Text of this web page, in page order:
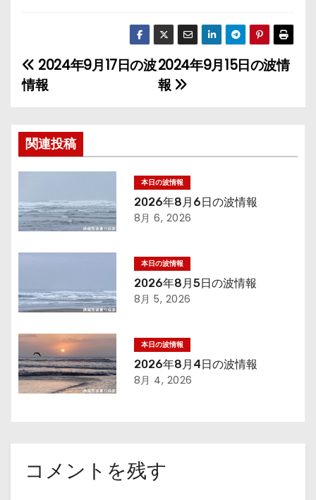
投
稿
ナ
ビ
ー
シ
ン
2024年9月15日の波情
報
2024年9月17日の波
情報
関連投稿
本日の波情報
2026年8月6日の波情報
8月 6, 2026
本日の波情報
2026年8月5日の波情報
8月 5, 2026
本日の波情報
2026年8月4日の波情報
8月 4, 2026
コメントを残す